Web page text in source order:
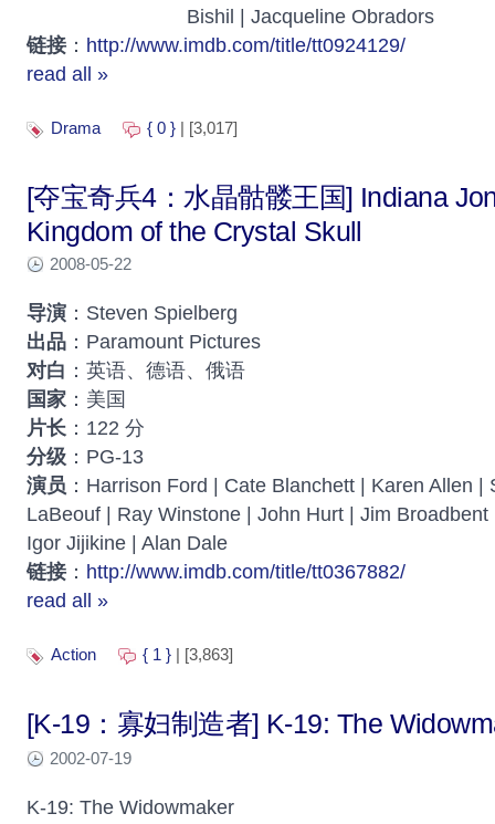
Bishil | Jacqueline Obradors
链接 ： http://www.imdb.com/title/tt0924129/
read all »
Drama { 0 } | [3,017]
[夺宝奇兵4：水晶骷髅王国] Indiana
Kingdom of the Crystal Skull
2008-05-22
导演 ：Steven Spielberg
出品 ：Paramount Pictures
对白 ：英语、德语、俄语
国家 ：美国
片长 ：122 分
分级 ：PG-13
演员 ：Harrison Ford | Cate Blanchett | Karen Allen |
LaBeouf | Ray Winstone | John Hurt | Jim Broadbent
Igor Jijikine | Alan Dale
链接 ： http://www.imdb.com/title/tt0367882/
read all »
Action { 1 } | [3,863]
[K-19：寡妇制造者] K-19: The
2002-07-19
K-19: The Widowmaker